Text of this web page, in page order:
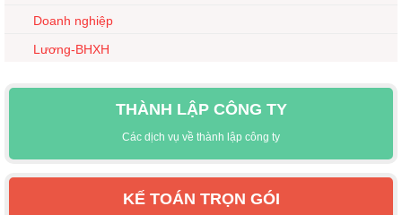
Doanh nghiệp
Lương-BHXH
THÀNH LẬP CÔNG TY
Các dịch vụ về thành lập công ty
KẾ TOÁN TRỌN GÓI